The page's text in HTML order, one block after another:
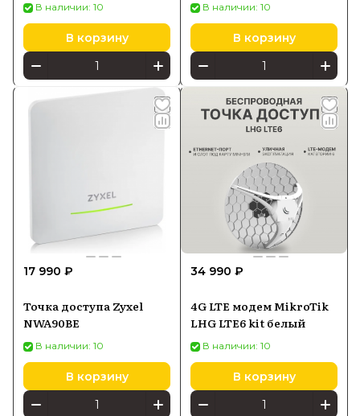
В наличии: 10
В корзину
В наличии: 10
В корзину
17 990 ₽
Точка доступа Zyxel
NWA90BE
В наличии: 10
В корзину
34 990 ₽
4G LTE модем MikroTik
LHG LTE6 kit белый
В наличии: 10
В корзину